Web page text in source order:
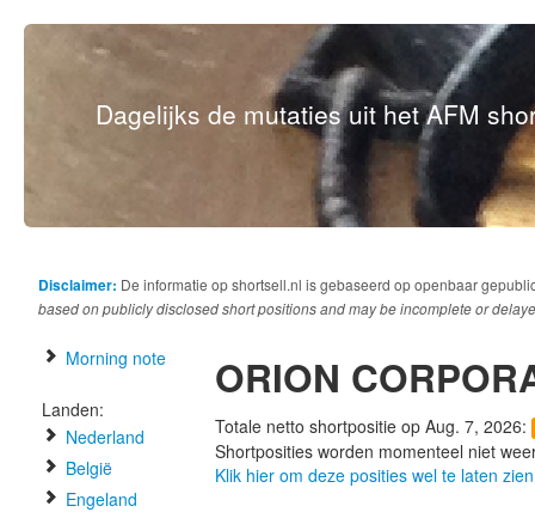
Dagelijks de mutaties uit het AFM
Disclaimer: De informatie op shortsell.nl is gebaseerd op openbaar
based on publicly disclosed short positions and may be incomplete or
Morning note
Landen:
Nederland
België
Engeland
ORION
Totale netto shortpositie op Aug. 7, 2026:
Shortposities worden momenteel niet
Klik hier om deze posities wel te laten zien